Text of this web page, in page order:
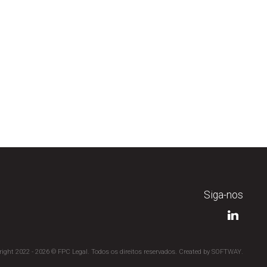
Siga-nos
2022 - 2026 © FPC Legal. Todos os direitos reservados. Created by SOFTWAY.